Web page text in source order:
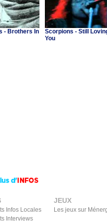
- Brothers In
Scorpions - Still
You
Infos Locales
Interviews
JEUX
Les jeux sur